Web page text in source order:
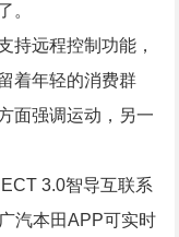
。
持远程控制功能，
着年轻的消费群
面强调运动，另一
3.0智导互联系
汽本田APP可实时